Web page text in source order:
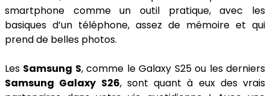
smartphone comme un outil pratique, avec les
basiques d’un téléphone, assez de mémoire et qui
prend de belles photos.
Les Samsung S, comme le Galaxy S25 ou les derniers
Samsung Galaxy S26, sont quant à eux des vrais